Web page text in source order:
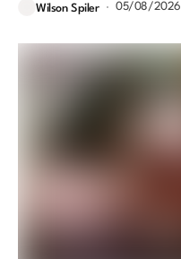
Wilson Spiler 05/08/2026